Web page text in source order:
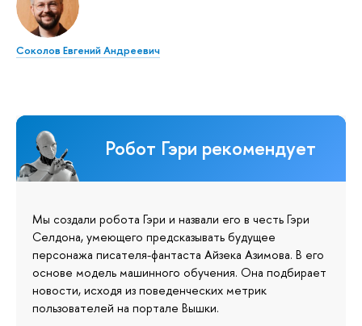
Соколов Евгений Андреевич
Робот Гэри рекомендует
Мы создали робота Гэри и назвали его в честь Гэри
Селдона, умеющего предсказывать будущее
персонажа писателя-фантаста Айзека Азимова. В его
основе модель машинного обучения. Она подбирает
новости, исходя из поведенческих метрик
пользователей на портале Вышки.